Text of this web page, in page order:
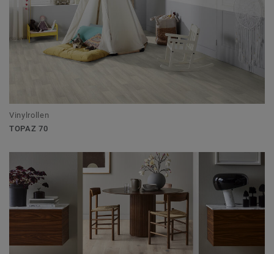
Vinylrollen
TOPAZ 70